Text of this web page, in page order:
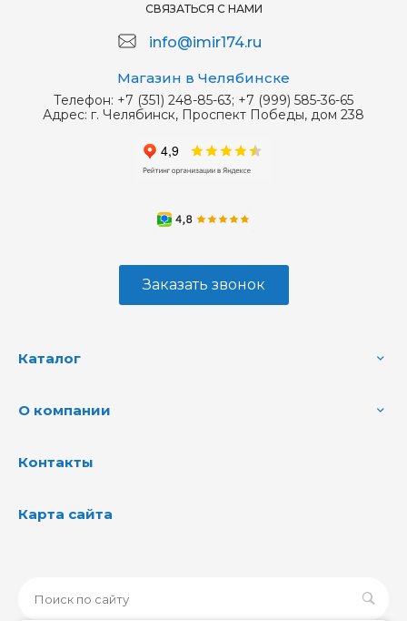
СВЯЗАТЬСЯ С НАМИ
info@imir174.ru
Магазин в Челябинске
Телефон: +7 (351) 248-85-63; +7 (999) 585-36-65
Адрес: г. Челябинск, Проспект Победы, дом 238
Заказать звонок
Каталог
О компании
Контакты
Карта сайта